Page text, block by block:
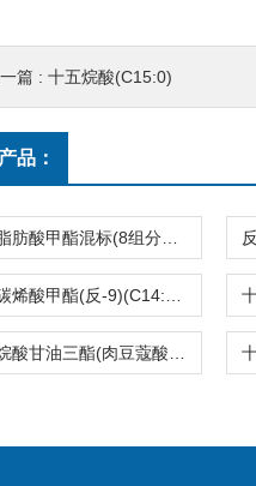
一篇 : 十五烷酸(C15:0)
品：